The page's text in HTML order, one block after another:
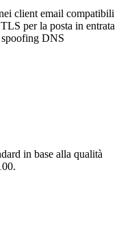
client email compatibili
per la posta in entrata
DNS
in base alla qualità